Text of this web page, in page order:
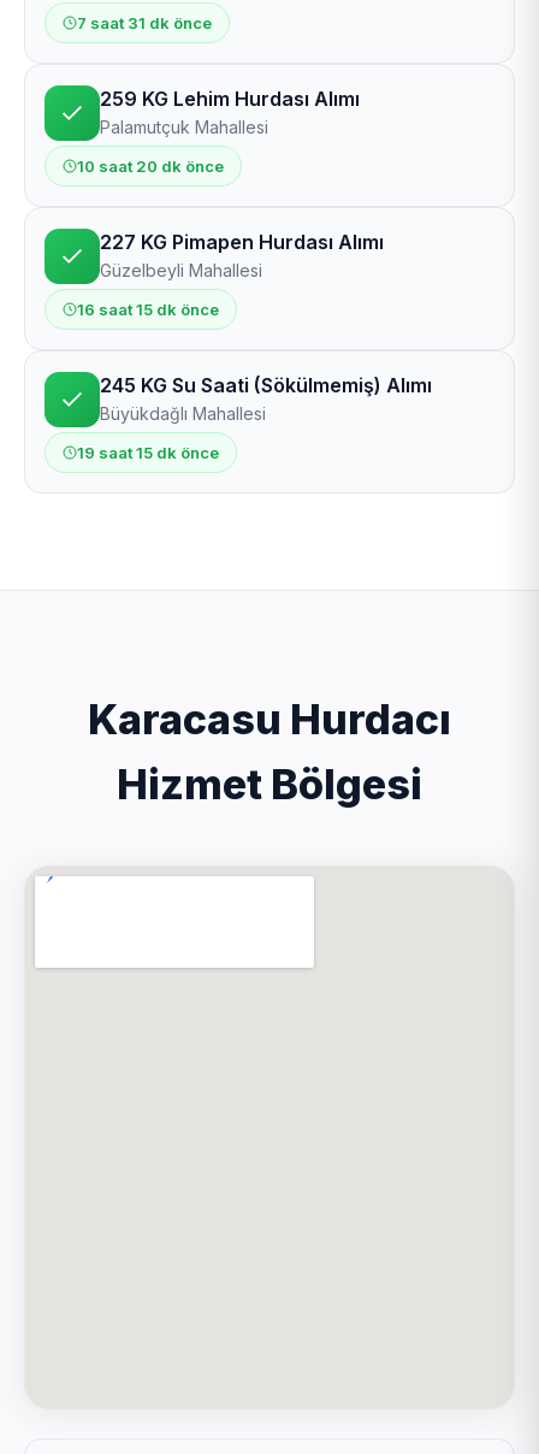
7 saat 31 dk önce
259 KG Lehim Hurdası Alımı
Palamutçuk Mahallesi
10 saat 20 dk önce
227 KG Pimapen Hurdası Alımı
Güzelbeyli Mahallesi
16 saat 15 dk önce
245 KG Su Saati (Sökülmemiş) Alımı
Büyükdağlı Mahallesi
19 saat 15 dk önce
Karacasu Hurdacı
Hizmet Bölgesi